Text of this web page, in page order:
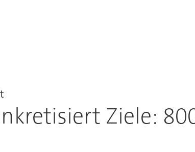
Ziele: